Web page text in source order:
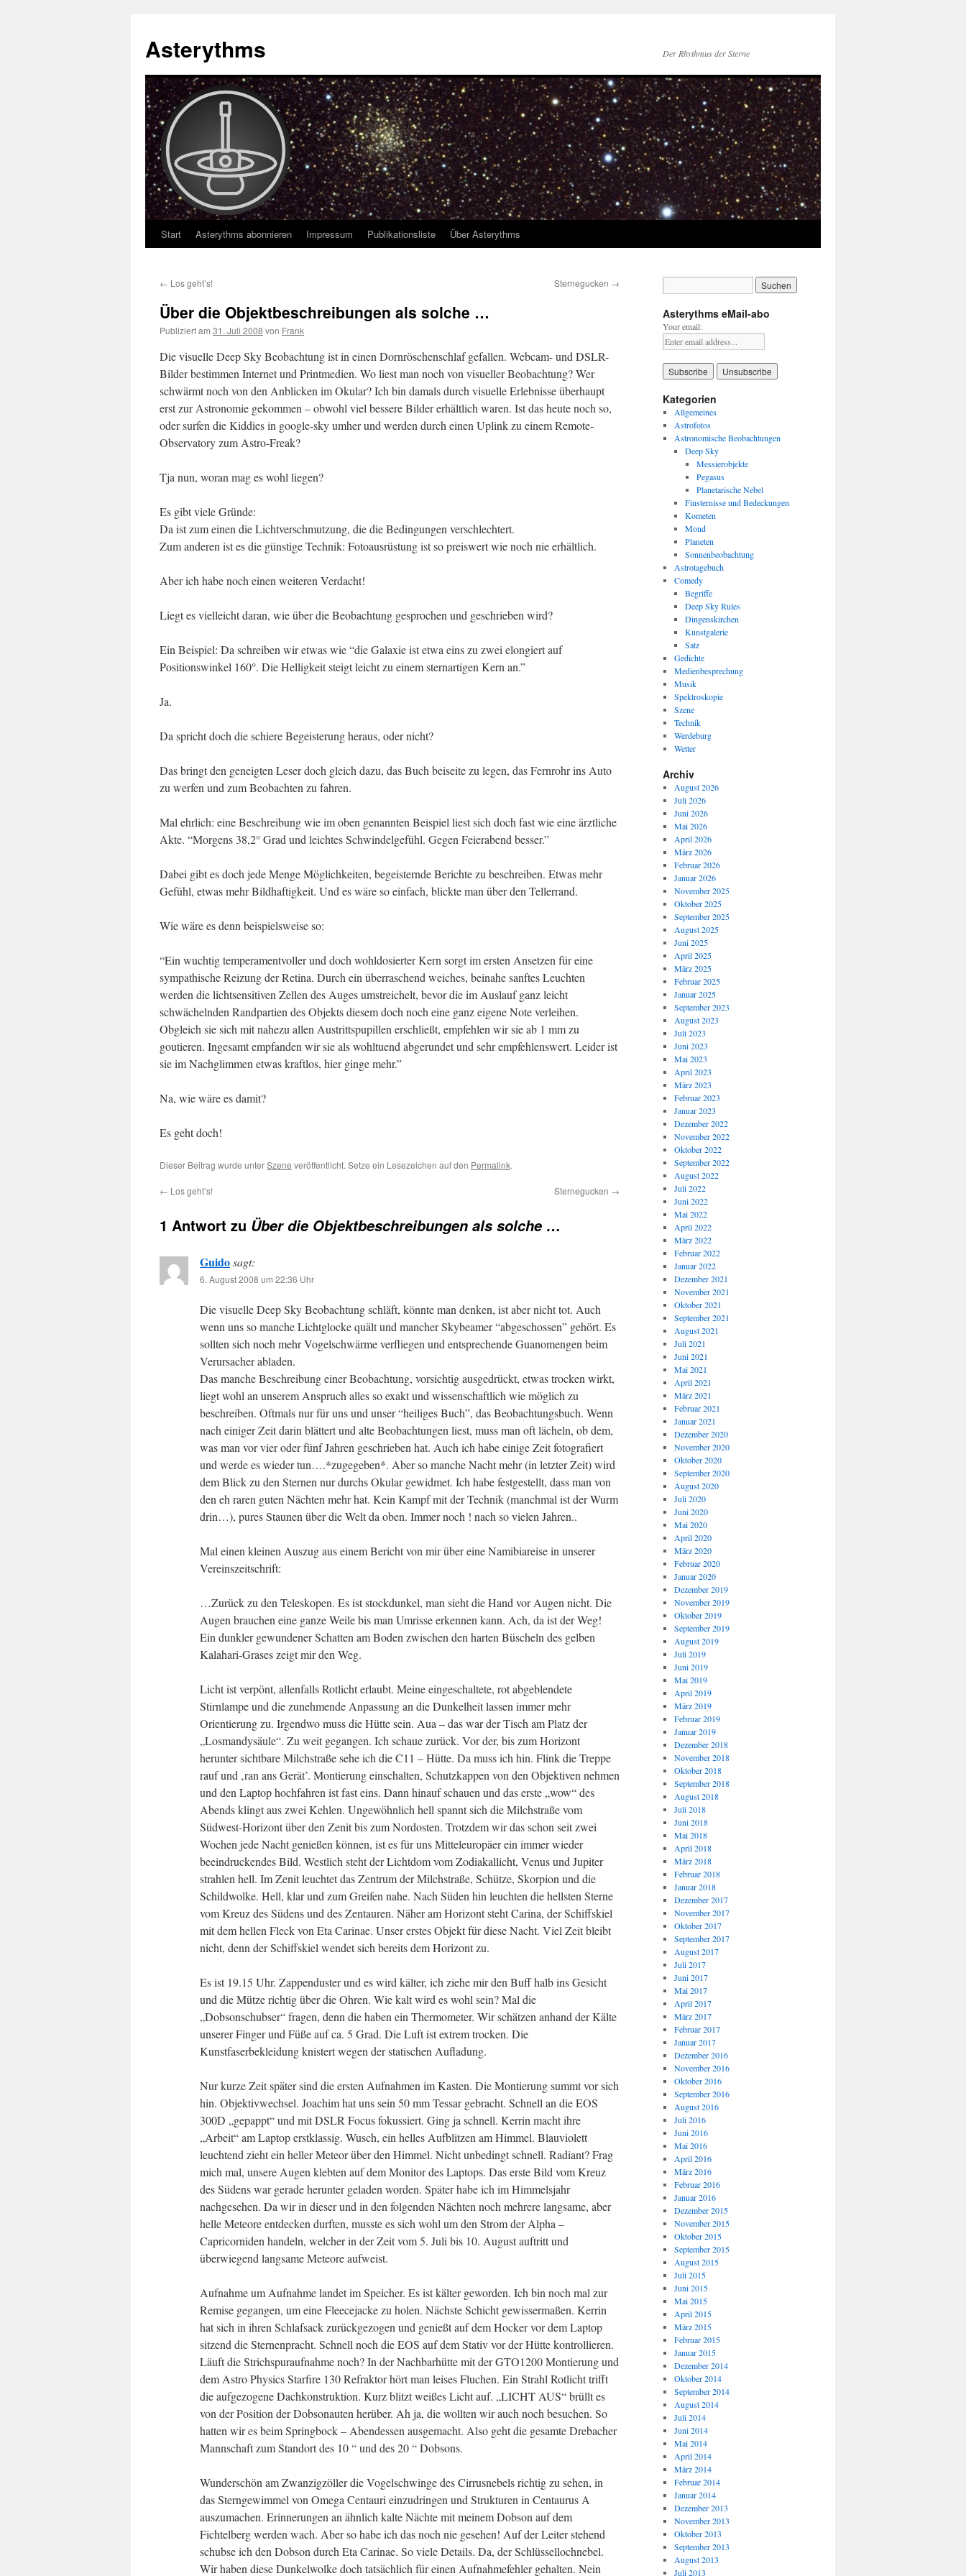
Asterythms Der Rhythmus der Sterne
Zum
springen
Start Asterythms abonnieren Impressum Publikationsliste Über Asterythms
← Los geht’s! Sternegucken →
Über die Objektbeschreibungen als solche …
Publiziert am 31. Juli 2008 von Frank
Die visuelle Deep Sky Beobachtung ist in einen Dornröschenschlaf gefallen. Webcam- und DSLR-
Bilder bestimmen Internet und Printmedien. Wo liest man noch von visueller Beobachtung? Wer
schwärmt noch von den Anblicken im Okular? Ich bin damals durch visuelle Erlebnisse überhaupt
erst zur Astronomie gekommen – obwohl viel bessere Bilder erhältlich waren. Ist das heute noch so,
oder surfen die Kiddies in google-sky umher und werden durch einen Uplink zu einem Remote-
Observatory zum Astro-Freak?
Tja nun, woran mag es wohl liegen?
Es gibt viele Gründe:
Da ist zum einen die Lichtverschmutzung, die die Bedingungen verschlechtert.
Zum anderen ist es die günstige Technik: Fotoausrüstung ist so preiswert wie noch nie erhältlich.
Aber ich habe noch einen weiteren Verdacht!
Liegt es vielleicht daran, wie über die Beobachtung gesprochen und geschrieben wird?
Ein Beispiel: Da schreiben wir etwas wie “die Galaxie ist etwa eins zu zwei elongiert auf
Positionswinkel 160°. Die Helligkeit steigt leicht zu einem sternartigen Kern an.”
Ja.
Da spricht doch die schiere Begeisterung heraus, oder nicht?
Das bringt den geneigten Leser doch gleich dazu, das Buch beiseite zu legen, das Fernrohr ins Auto
zu werfen und zum Beobachten zu fahren.
Mal ehrlich: eine Beschreibung wie im oben genannten Beispiel liest sich doch fast wie eine ärztliche
Akte. “Morgens 38,2° Grad und leichtes Schwindelgefühl. Gegen Feierabend besser.”
Dabei gibt es doch jede Menge Möglichkeiten, begeisternde Berichte zu beschreiben. Etwas mehr
Gefühl, etwas mehr Bildhaftigkeit. Und es wäre so einfach, blickte man über den Tellerrand.
Wie wäre es denn beispielsweise so:
“Ein wuchtig temperamentvoller und doch wohldosierter Kern sorgt im ersten Ansetzen für eine
sympathische Reizung der Retina. Durch ein überraschend weiches, beinahe sanftes Leuchten
werden die lichtsensitiven Zellen des Auges umstreichelt, bevor die im Auslauf ganz leicht
schwächelnden Randpartien des Objekts diesem doch noch eine ganz eigene Note verleihen.
Obgleich sie sich mit nahezu allen Austrittspupillen erschließt, empfehlen wir sie ab 1 mm zu
goutieren. Ingesamt empfanden wir sie als wohltuend abgerundet und sehr empfehlenswert. Leider ist
sie im Nachglimmen etwas kraftlos, hier ginge mehr.”
Na, wie wäre es damit?
Es geht doch!
Dieser Beitrag wurde unterSzene veröffentlicht. Setze ein Lesezeichen auf den Permalink.
← Los geht’s! Sternegucken →
1 Antwort zu Über die Objektbeschreibungen als solche …
Guidosagt:
6. August 2008 um 22:36 Uhr
Die visuelle Deep Sky Beobachtung schläft, könnte man denken, ist aber nicht tot. Auch
wenn uns so manche Lichtglocke quält und mancher Skybeamer “abgeschossen” gehört. Es
sollten sich noch mehr Vogelschwärme verfliegen und entsprechende Guanomengen beim
Verursacher abladen.
Das manche Beschreibung einer Beobachtung, vorsichtig ausgedrückt, etwas trocken wirkt,
liegt wohl an unserem Anspruch alles so exakt und wissenschaftlich wie möglich zu
beschreiben. Oftmals nur für uns und unser “heiliges Buch”, das Beobachtungsbuch. Wenn
nach einiger Zeit darin blättert und alte Beobachtungen liest, muss man oft lächeln, ob dem,
was man vor vier oder fünf Jahren geschrieben hat. Auch ich habe einige Zeit fotografiert
und werde es wieder tun….*zugegeben*. Aber so manche Nacht mehr (in letzter Zeit) wird
dem Blick zu den Sternen nur durchs Okular gewidmet. Ich habe festgestellt, dass man von
den eh raren guten Nächten mehr hat. Kein Kampf mit der Technik (manchmal ist der Wurm
drin…), pures Staunen über die Welt da oben. Immer noch ! nach so vielen Jahren..
Mal einen kleinen Auszug aus einem Bericht von mir über eine Namibiareise in unserer
Vereinszeitschrift:
…Zurück zu den Teleskopen. Es ist stockdunkel, man sieht die Hand vor Augen nicht. Die
Augen brauchen eine ganze Weile bis man Umrisse erkennen kann. Ach, da ist der Weg!
Ein dunkler gewundener Schatten am Boden zwischen den harten Büscheln des gelben
Kalahari-Grases zeigt mir den Weg.
Licht ist verpönt, allenfalls Rotlicht erlaubt. Meine eingeschaltete, rot abgeblendete
Stirnlampe und die zunehmende Anpassung an die Dunkelheit lassen immer mehr
Orientierung zu. Irgendwo muss die Hütte sein. Aua – das war der Tisch am Platz der
„Losmandysäule“. Zu weit gegangen. Ich schaue zurück. Vor der, bis zum Horizont
herunter sichtbare Milchstraße sehe ich die C11 – Hütte. Da muss ich hin. Flink die Treppe
rauf und ‚ran ans Gerät’. Montierung einschalten, Schutzkappen von den Objektiven nehmen
und den Laptop hochfahren ist fast eins. Dann hinauf schauen und das erste „wow“ des
Abends klingt aus zwei Kehlen. Ungewöhnlich hell spannt sich die Milchstraße vom
Südwest-Horizont über den Zenit bis zum Nordosten. Trotzdem wir das schon seit zwei
Wochen jede Nacht genießen können, ist es für uns Mitteleuropäer ein immer wieder
beeindruckendes Bild. Westlich steht der Lichtdom vom Zodiakallicht, Venus und Jupiter
strahlen hell. Im Zenit leuchtet das Zentrum der Milchstraße, Schütze, Skorpion und die
Schildwolke. Hell, klar und zum Greifen nahe. Nach Süden hin leuchten die hellsten Sterne
vom Kreuz des Südens und des Zentauren. Näher am Horizont steht Carina, der Schiffskiel
mit dem hellen Fleck von Eta Carinae. Unser erstes Objekt für diese Nacht. Viel Zeit bleibt
nicht, denn der Schiffskiel wendet sich bereits dem Horizont zu.
Es ist 19.15 Uhr. Zappenduster und es wird kälter, ich ziehe mir den Buff halb ins Gesicht
und die Mütze richtig über die Ohren. Wie kalt wird es wohl sein? Mal die
„Dobsonschubser“ fragen, denn die haben ein Thermometer. Wir schätzen anhand der Kälte
unserer Finger und Füße auf ca. 5 Grad. Die Luft ist extrem trocken. Die
Kunstfaserbekleidung knistert wegen der statischen Aufladung.
Nur kurze Zeit später sind die ersten Aufnahmen im Kasten. Die Montierung summt vor sich
hin. Objektivwechsel. Joachim hat uns sein 50 mm Tessar gebracht. Schnell an die EOS
300D „gepappt“ und mit DSLR Focus fokussiert. Ging ja schnell. Kerrin macht ihre
„Arbeit“ am Laptop erstklassig. Wusch, ein helles Aufblitzen am Himmel. Blauviolett
leuchtend zieht ein heller Meteor über den Himmel. Nicht unbedingt schnell. Radiant? Frag
mich mal, unsere Augen klebten auf dem Monitor des Laptops. Das erste Bild vom Kreuz
des Südens war gerade herunter geladen worden. Später habe ich im Himmelsjahr
nachgesehen. Da wir in dieser und in den folgenden Nächten noch mehrere langsame, aber
helle Meteore entdecken durften, musste es sich wohl um den Strom der Alpha –
Capricorniden handeln, welcher in der Zeit vom 5. Juli bis 10. August auftritt und
überwiegend langsame Meteore aufweist.
Aufnahme um Aufnahme landet im Speicher. Es ist kälter geworden. Ich bin noch mal zur
Remise gegangen, um eine Fleecejacke zu holen. Nächste Schicht gewissermaßen. Kerrin
hat sich in ihren Schlafsack zurückgezogen und genießt auf dem Hocker vor dem Laptop
sitzend die Sternenpracht. Schnell noch die EOS auf dem Stativ vor der Hütte kontrollieren.
Läuft die Strichspuraufnahme noch? In der Nachbarhütte mit der GTO1200 Montierung und
dem Astro Physics Starfire 130 Refraktor hört man leises Fluchen. Ein Strahl Rotlicht trifft
die aufgezogene Dachkonstruktion. Kurz blitzt weißes Licht auf. „LICHT AUS“ brüllt es
von der Position der Dobsonauten herüber. Ah ja, die wollten wir auch noch besuchen. So
hatten wir es beim Springbock – Abendessen ausgemacht. Also geht die gesamte Drebacher
Mannschaft zum Standort des 10 “ und des 20 “ Dobsons.
Wunderschön am Zwanzigzöller die Vogelschwinge des Cirrusnebels richtig zu sehen, in
das Sterngewimmel von Omega Centauri einzudringen und Strukturen in Centaurus A
auszumachen. Erinnerungen an ähnlich kalte Nächte mit meinem Dobson auf dem
Fichtelberg werden wach. Aber so habe ich das noch nie gesehen! Auf der Leiter stehend
schubse ich den Dobson durch Eta Carinae. So viele Details. Da, der Schlüssellochnebel.
Wir haben diese Dunkelwolke doch tatsächlich für einen Aufnahmefehler gehalten. Nein
Asterythms eMail-abo
Your email:
Kategorien
Allgemeines
Astrofotos
Astronomische Beobachtungen
Deep Sky
Messierobjekte
Pegasus
Planetarische Nebel
Finsternisse und Bedeckungen
Kometen
Mond
Planeten
Sonnenbeobachtung
Astrotagebuch
Comedy
Begriffe
Deep Sky Rules
Dingenskirchen
Kunstgalerie
Satz
Gedichte
Medienbesprechung
Musik
Spektroskopie
Szene
Technik
Werdeburg
Wetter
Archiv
August 2026
Juli 2026
Juni 2026
Mai 2026
April 2026
März 2026
Februar 2026
Januar 2026
November 2025
Oktober 2025
September 2025
August 2025
Juni 2025
April 2025
März 2025
Februar 2025
Januar 2025
September 2023
August 2023
Juli 2023
Juni 2023
Mai 2023
April 2023
März 2023
Februar 2023
Januar 2023
Dezember 2022
November 2022
Oktober 2022
September 2022
August 2022
Juli 2022
Juni 2022
Mai 2022
April 2022
März 2022
Februar 2022
Januar 2022
Dezember 2021
November 2021
Oktober 2021
September 2021
August 2021
Juli 2021
Juni 2021
Mai 2021
April 2021
März 2021
Februar 2021
Januar 2021
Dezember 2020
November 2020
Oktober 2020
September 2020
August 2020
Juli 2020
Juni 2020
Mai 2020
April 2020
März 2020
Februar 2020
Januar 2020
Dezember 2019
November 2019
Oktober 2019
September 2019
August 2019
Juli 2019
Juni 2019
Mai 2019
April 2019
März 2019
Februar 2019
Januar 2019
Dezember 2018
November 2018
Oktober 2018
September 2018
August 2018
Juli 2018
Juni 2018
Mai 2018
April 2018
März 2018
Februar 2018
Januar 2018
Dezember 2017
November 2017
Oktober 2017
September 2017
August 2017
Juli 2017
Juni 2017
Mai 2017
April 2017
März 2017
Februar 2017
Januar 2017
Dezember 2016
November 2016
Oktober 2016
September 2016
August 2016
Juli 2016
Juni 2016
Mai 2016
April 2016
März 2016
Februar 2016
Januar 2016
Dezember 2015
November 2015
Oktober 2015
September 2015
August 2015
Juli 2015
Juni 2015
Mai 2015
April 2015
März 2015
Februar 2015
Januar 2015
Dezember 2014
Oktober 2014
September 2014
August 2014
Juli 2014
Juni 2014
Mai 2014
April 2014
März 2014
Februar 2014
Januar 2014
Dezember 2013
November 2013
Oktober 2013
September 2013
August 2013
Juli 2013